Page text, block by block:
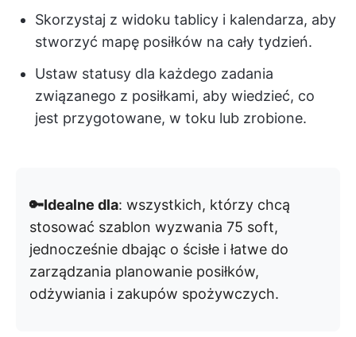
Skorzystaj z widoku tablicy i kalendarza, aby
stworzyć mapę posiłków na cały tydzień.
Ustaw statusy dla każdego zadania
związanego z posiłkami, aby wiedzieć, co
jest przygotowane, w toku lub zrobione.
🔑Idealne dla: wszystkich, którzy chcą
stosować szablon wyzwania 75 soft,
jednocześnie dbając o ścisłe i łatwe do
zarządzania planowanie posiłków,
odżywiania i zakupów spożywczych.